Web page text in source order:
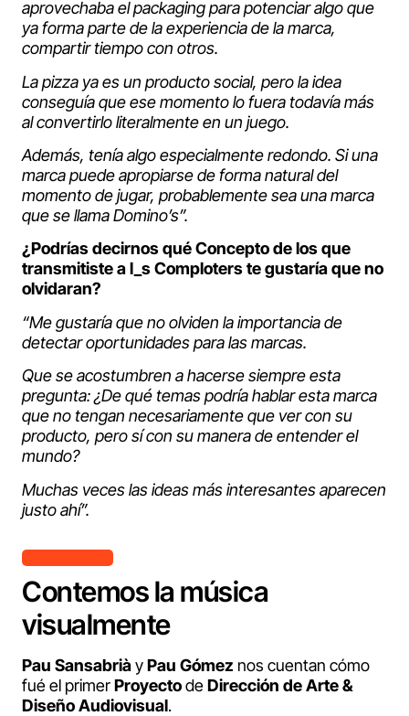
aprovechaba el packaging para potenciar algo que
ya forma parte de la experiencia de la marca,
compartir tiempo con otros.
La pizza ya es un producto social, pero la idea
conseguía que ese momento lo fuera todavía más
al convertirlo literalmente en un juego.
Además, tenía algo especialmente redondo. Si una
marca puede apropiarse de forma natural del
momento de jugar, probablemente sea una marca
que se llama Domino’s”.
¿Podrías decirnos qué Concepto de los que
transmitiste a l_s Comploters te gustaría que no
olvidaran?
“Me gustaría que no olviden la importancia de
detectar oportunidades para las marcas.
Que se acostumbren a hacerse siempre esta
pregunta: ¿De qué temas podría hablar esta marca
que no tengan necesariamente que ver con su
producto, pero sí con su manera de entender el
mundo?
Muchas veces las ideas más interesantes aparecen
justo ahí”.
Contemos la música
visualmente
Pau SansabriàyPau Gómez nos cuentan cómo
fué el primerProyectodeDirección de Arte &
Diseño Audiovisual.